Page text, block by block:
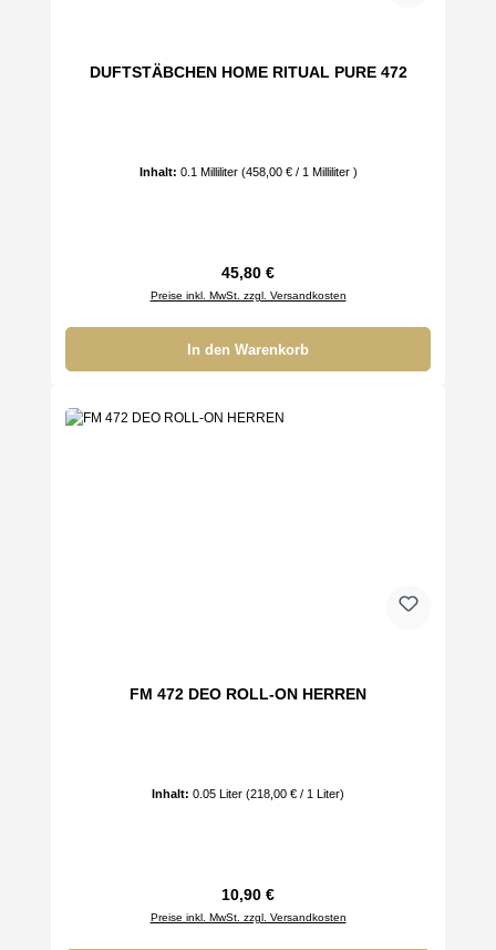
DUFTSTÄBCHEN HOME RITUAL PURE 472
Inhalt: 0.1 Milliliter (458,00 € / 1 Milliliter )
Regulärer Preis:
45,80 €
Preise inkl. MwSt. zzgl. Versandkosten
In den Warenkorb
FM 472 DEO ROLL-ON HERREN
Inhalt: 0.05 Liter (218,00 € / 1 Liter)
Regulärer Preis:
10,90 €
Preise inkl. MwSt. zzgl. Versandkosten